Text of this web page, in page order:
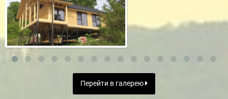
Перейти в галерею